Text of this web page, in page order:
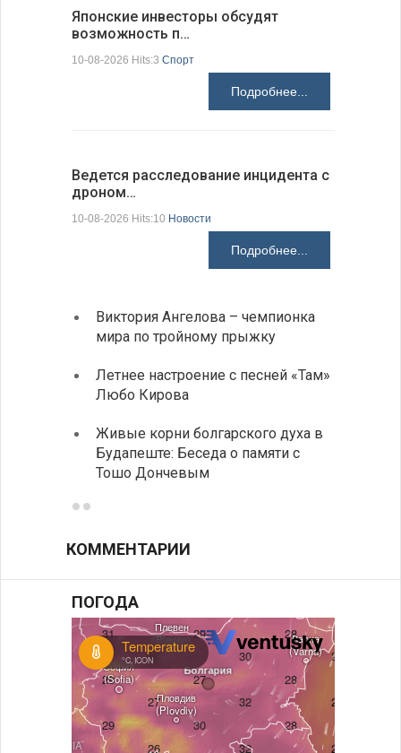
Японские инвесторы обсудят
возможность п…
10-08-2026 Hits:3 Спорт
Подробнее...
Ведется расследование инцидента с
дроном…
10-08-2026 Hits:10 Новости
Подробнее...
Виктория Ангелова – чемпионка
мира по тройному прыжку
Летнее настроение с песней «Там»
Любо Кирова
Живые корни болгарского духа в
Будапеште: Беседа о памяти с
Тошо Дончевым
КОММЕНТАРИИ
ПОГОДА